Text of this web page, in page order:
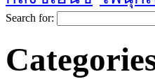
Search for: